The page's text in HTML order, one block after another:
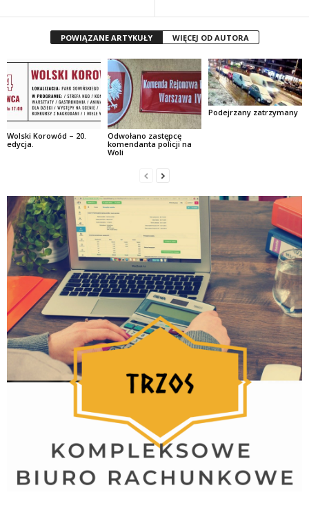
POWIĄZANE ARTYKUŁY WIĘCEJ OD AUTORA
Wolski Korowód – 20.
edycja.
Odwołano zastępcę
komendanta policji na
Woli
Podejrzany zatrzymany